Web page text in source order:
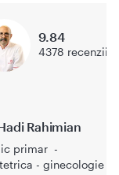
Rahimian
primar
- ginecologie
9.84
4378 recenzii